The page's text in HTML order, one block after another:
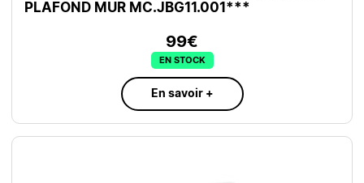
PLAFOND MUR MC.JBG11.001***
99€
EN STOCK
En savoir +